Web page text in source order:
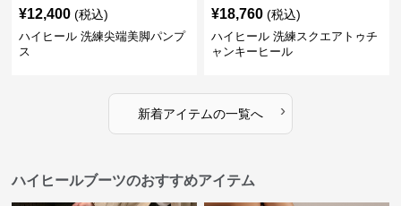
¥12,400 (税込)
ハイヒール 洗練尖端美脚パンプ
ス
¥18,760 (税込)
ハイヒール 洗練スクエアトゥチ
ャンキーヒール
新着アイテムの一覧へ ›
ハイヒールブーツのおすすめアイテム